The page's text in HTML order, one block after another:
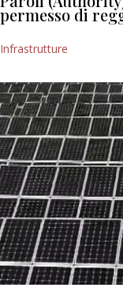
permesso di
Infrastrutture